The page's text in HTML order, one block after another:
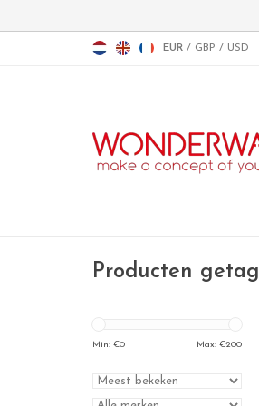
EUR / GBP / USD
Producten
Min: €0 Max: €200